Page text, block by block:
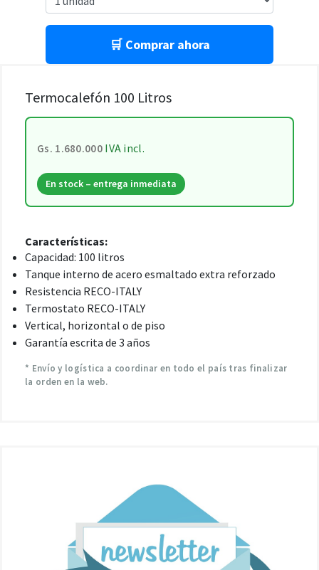
🛒 Comprar ahora
Termocalefón 100 Litros
Gs. 1.680.000 IVA incl.
En stock – entrega inmediata
Características:
Capacidad: 100 litros
Tanque interno de acero esmaltado extra reforzado
Resistencia RECO-ITALY
Termostato RECO-ITALY
Vertical, horizontal o de piso
Garantía escrita de 3 años
* Envío y logística a coordinar en todo el país tras finalizar
la orden en la web.